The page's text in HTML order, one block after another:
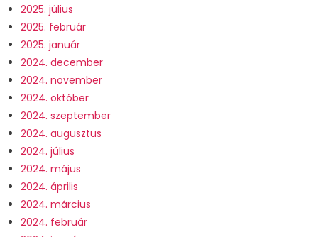
2025. július
2025. február
2025. január
2024. december
2024. november
2024. október
2024. szeptember
2024. augusztus
2024. július
2024. május
2024. április
2024. március
2024. február